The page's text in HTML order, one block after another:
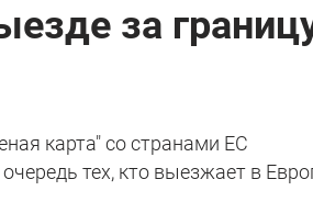
за
карта" со странами ЕС
тех, кто выезжает в